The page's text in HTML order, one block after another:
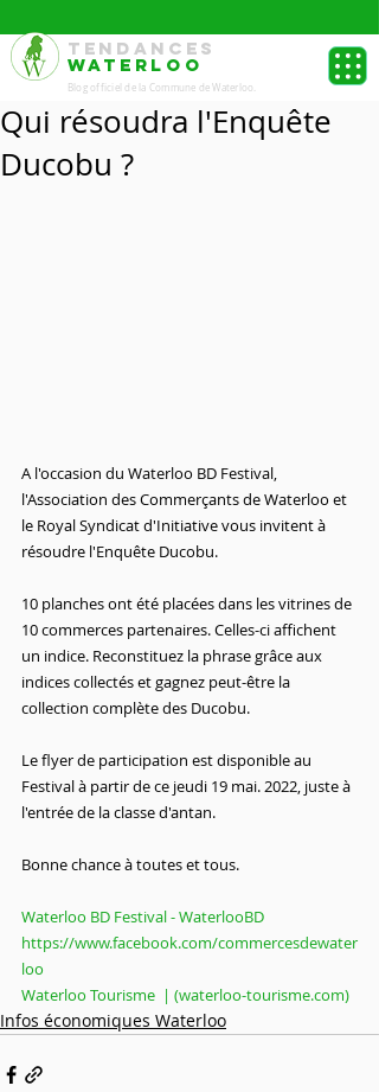
TENDANCES
WATERLOO
Blog officiel de la Commune de Waterloo.
Qui résoudra l'Enquête
Ducobu ?
A l'occasion du Waterloo BD Festival,
l'Association des Commerçants de Waterloo et
le Royal Syndicat d'Initiative vous invitent à
résoudre l'Enquête Ducobu.
10 planches ont été placées dans les vitrines de
10 commerces partenaires. Celles-ci affichent
un indice. Reconstituez la phrase grâce aux
indices collectés et gagnez peut-être la
collection complète des Ducobu.
Le flyer de participation est disponible au
Festival à partir de ce jeudi 19 mai. 2022, juste à
l'entrée de la classe d'antan.
Bonne chance à toutes et tous.
Waterloo BD Festival - WaterlooBD
https://www.facebook.com/commercesdewater
loo
Waterloo Tourisme  | (waterloo-tourisme.com)
Infos économiques Waterloo